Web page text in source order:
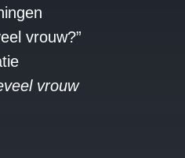
vrouw?”
vrouw